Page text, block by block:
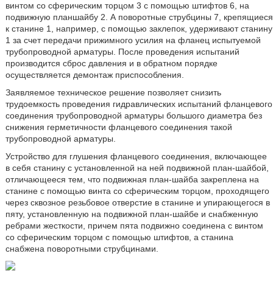
винтом со сферическим торцом 3 с помощью штифтов 6, на
подвижную планшайбу 2. А поворотные струбцины 7, крепящиеся
к станине 1, например, с помощью заклепок, удерживают станину
1 за счет передачи прижимного усилия на фланец испытуемой
трубопроводной арматуры. После проведения испытаний
производится сброс давления и в обратном порядке
осуществляется демонтаж приспособления.
Заявляемое техническое решение позволяет снизить
трудоемкость проведения гидравлических испытаний фланцевого
соединения трубопроводной арматуры большого диаметра без
снижения герметичности фланцевого соединения такой
трубопроводной арматуры.
Устройство для глушения фланцевого соединения, включающее
в себя станину с установленной на ней подвижной план-шайбой,
отличающееся тем, что подвижная план-шайба закреплена на
станине с помощью винта со сферическим торцом, проходящего
через сквозное резьбовое отверстие в станине и упирающегося в
пяту, установленную на подвижной план-шайбе и снабженную
ребрами жесткости, причем пята подвижно соединена с винтом
со сферическим торцом с помощью штифтов, а станина
снабжена поворотными струбцинами.